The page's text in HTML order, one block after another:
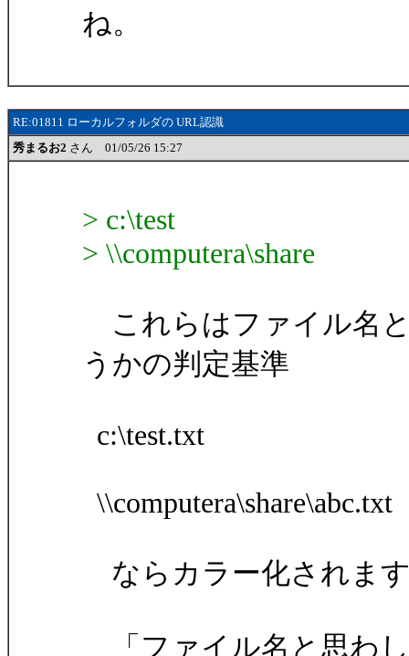
ね。
RE:01811 ローカルフォルダの URL認識
秀まるお2 さん 01/05/26 15:27
> c:\test
> \\computera\share
これらはファイル名
うかの判定基準
c:\test.txt
\\computera\share\abc.txt
ならカラー化されま
「ファイル名と思わ